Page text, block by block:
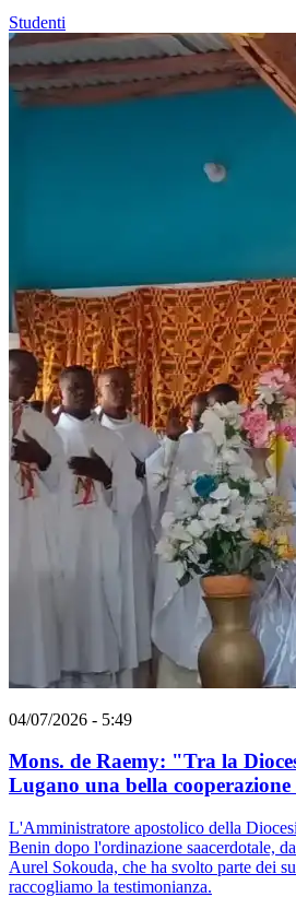
Studenti
04/07/2026 - 5:49
Mons. de Raemy: "Tra la
Lugano una bella
L'Amministratore apostolico della
Benin dopo l'ordinazione saacerdotale,
Aurel Sokouda, che ha svolto parte dei
raccogliamo la testimonianza.